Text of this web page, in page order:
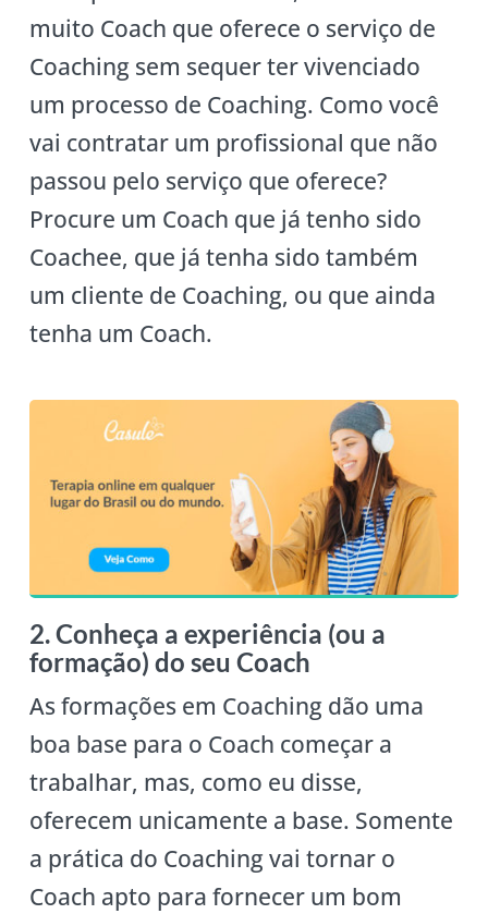
muito Coach que oferece o serviço de
Coaching sem sequer ter vivenciado
um processo de Coaching. Como você
vai contratar um profissional que não
passou pelo serviço que oferece?
Procure um Coach que já tenho sido
Coachee, que já tenha sido também
um cliente de Coaching, ou que ainda
tenha um Coach.
2. Conheça a experiência (ou a
formação) do seu Coach
As formações em Coaching dão uma
boa base para o Coach começar a
trabalhar, mas, como eu disse,
oferecem unicamente a base. Somente
a prática do Coaching vai tornar o
Coach apto para fornecer um bom